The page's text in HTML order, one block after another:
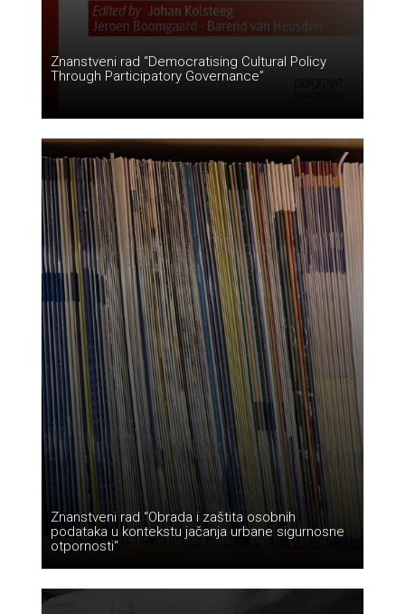
Znanstveni rad “Democratising Cultural Policy
Through Participatory Governance”
Znanstveni rad “Obrada i zaštita osobnih
podataka u kontekstu jačanja urbane sigurnosne
otpornosti“